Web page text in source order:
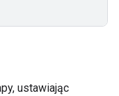
ustawiając